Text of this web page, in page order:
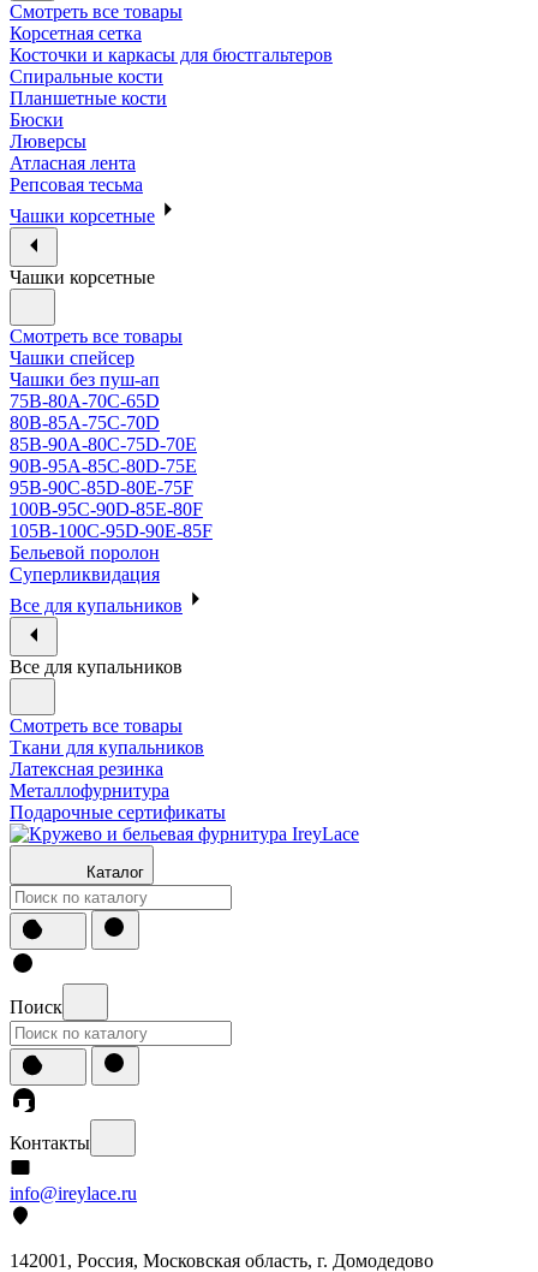
Смотреть все товары
Корсетная сетка
Косточки и каркасы для бюстгальтеров
Спиральные кости
Планшетные кости
Бюски
Люверсы
Атласная лента
Репсовая тесьма
Чашки корсетные
Чашки корсетные
Смотреть все товары
Чашки спейсер
Чашки без пуш-ап
75В-80А-70С-65D
80В-85А-75С-70D
85В-90А-80С-75D-70E
90B-95A-85C-80D-75E
95B-90C-85D-80E-75F
100B-95C-90D-85E-80F
105B-100C-95D-90E-85F
Бельевой поролон
Суперликвидация
Все для купальников
Все для купальников
Смотреть все товары
Ткани для купальников
Латексная резинка
Металлофурнитура
Подарочные сертификаты
Каталог
Поиск
Контакты
info@ireylace.ru
142001 , Россия, Московская область, г. Домодедово